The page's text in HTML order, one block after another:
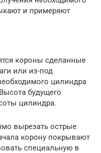
и примеряют
короны сделанные
или из-под
цилиндра
будущего
цилиндра.
вырезать острые
корону покрывают
специальную в